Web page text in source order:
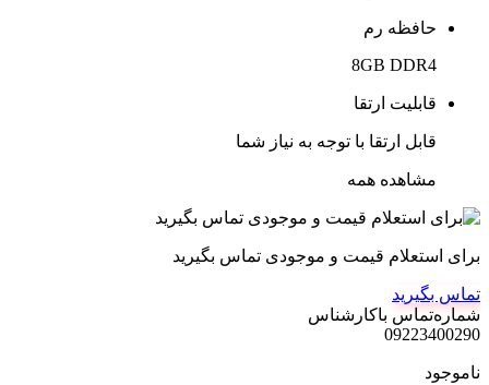
حافظه رم
8GB DDR4
قابلیت ارتقا
قابل ارتقا با توجه به نیاز شما
مشاهده همه
برای استعلام قیمت و موجودی تماس بگیرید
تماس بگیرید
شماره‌تماس‌ با‌کارشناس
09223400290
ناموجود